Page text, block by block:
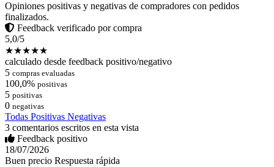
Opiniones positivas y negativas de compradores con pedidos
finalizados.
Feedback verificado por compra
5,0/5
★★★★★
calculado desde feedback positivo/negativo
5 compras evaluadas
100,0% positivas
5 positivas
0 negativas
Todas Positivas Negativas
3 comentarios escritos en esta vista
Feedback positivo
18/07/2026
Buen precio Respuesta rápida